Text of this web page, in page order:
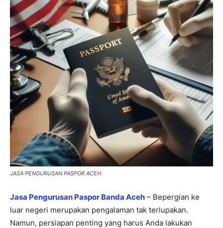
Paspor
Kitas
Imta
Legalisir
Apostille
Penerjemah
Asuransi
Blog
Cari
Paspor
Kitas
Imta
Legalisir
Apostille
Penerjemah
Asuransi
Blog
Cari
JASA PENGURUSAN PASPOR ACEH
Jasa Pengurusan Paspor Banda Aceh – Bepergian ke
luar negeri merupakan pengalaman tak terlupakan.
Namun, persiapan penting yang harus Anda lakukan